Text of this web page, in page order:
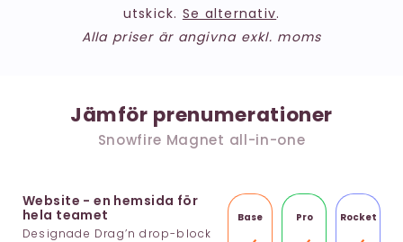
utskick. Se alternativ.
Alla priser är angivna exkl. moms
Jämför prenumerationer
Snowfire Magnet all-in-one
Website - en hemsida för
hela teamet
Base Pro Rocket
Designade Drag’n drop-block